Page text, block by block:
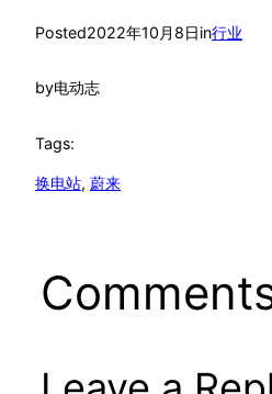
Posted2022年10月8日in行业
by电动志
Tags:
换电站, 蔚来